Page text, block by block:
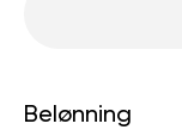
Belønning